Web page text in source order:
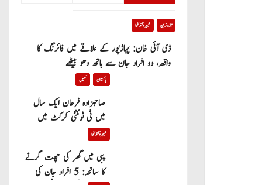
تازہ ترین خیبر پختونخوا
ڈی آئی خان: پہاڑپور کے علاقے میں فائرنگ کا
واقعہ، دو افراد جان سے ہاتھ دھو بیٹھے
پاکستان کھیل
صاحبزادہ فرحان ایک سال
میں ٹی ٹوئنٹی کرکٹ میں
100 چھکے لگانے والے پہلے
پاکستانی بیٹر بن گئے
خیبر پختونخوا
پبی میں گھر کی چھت گرنے
کا سانحہ: 5 افراد جان کی